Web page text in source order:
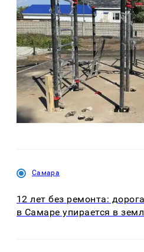
Самара
12 лет без ремонта:
в Самаре упирается в